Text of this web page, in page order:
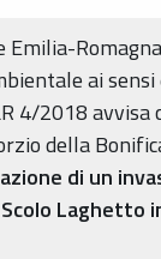
Emilia-
ai sensi
4/2018
della
di un
Laghetto